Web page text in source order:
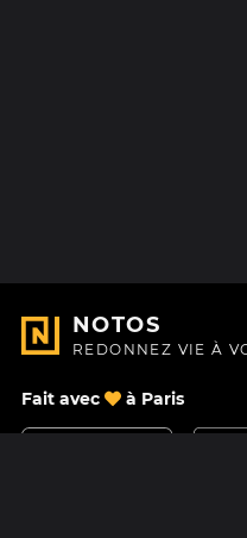
NOTOS
REDONNEZ VIE À
Fait avec à Paris